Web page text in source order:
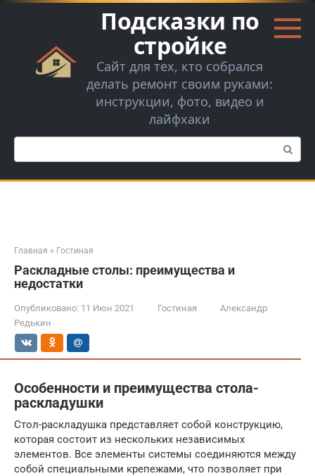
Перейти
Подсказки по
стройке
Сайт для тех, кто собрался
делать ремонт своим руками:
инструкции, фото, видео и
лайфхаки
Поиск:
Главная » Гостиная
Раскладные столы: преимущества и
недостатки
Опубликовано: 11 Июн 2021 Гостиная
Александр
Редькин
Особенности и преимущества стола-
раскладушки
Стол-раскладушка представляет собой конструкцию,
которая состоит из нескольких независимых
элементов. Все элементы системы соединяются между
собой специальными крепежами, что позволяет при